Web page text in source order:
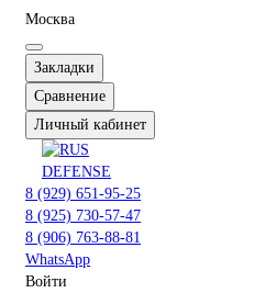
Москва
Закладки
Сравнение
Личный кабинет
8 (929) 651-95-25
8 (925) 730-57-47
8 (906) 763-88-81
WhatsApp
Войти